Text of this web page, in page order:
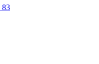
83